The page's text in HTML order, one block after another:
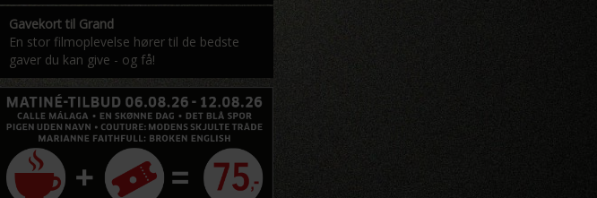
Gavekort til Grand
En stor filmoplevelse hører til de bedste
gaver du kan give - og få!